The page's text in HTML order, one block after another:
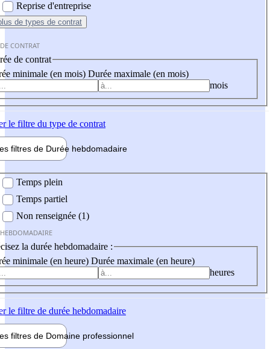
Reprise d'entreprise
de types de contrat
CONTRAT
de contrat
minimale (en mois) Durée maximale (en mois)
mois
le filtre du type de contrat
filtres de Durée hebdomadaire
Temps plein
Temps partiel
Non renseignée (1)
la durée hebdomadaire :
minimale (en heure) Durée maximale (en heure)
heures
le filtre de durée hebdomadaire
filtres de Domaine professionnel